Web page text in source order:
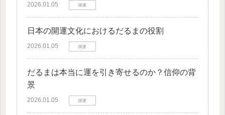
2026.01.05 開運
日本の開運文化におけるだるまの役割
2026.01.05 開運
だるまは本当に運を引き寄せるのか？信仰の背
景
2026.01.05 開運